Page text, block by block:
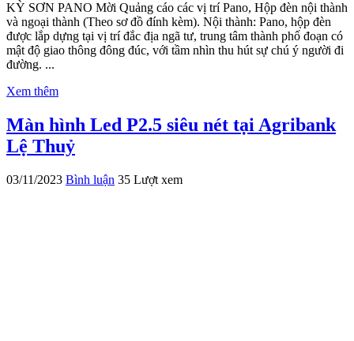
KỲ SƠN PANO Mời Quảng cáo các vị trí Pano, Hộp đèn nội thành
và ngoại thành (Theo sơ đồ đính kèm). Nội thành: Pano, hộp đèn
được lắp dựng tại vị trí đắc địa ngã tư, trung tâm thành phố đoạn có
mật độ giao thông đông đúc, với tầm nhìn thu hút sự chú ý người đi
đường. ...
Xem thêm
Màn hình Led P2.5 siêu nét tại Agribank
Lệ Thuỷ
03/11/2023 Bình luận 35 Lượt xem